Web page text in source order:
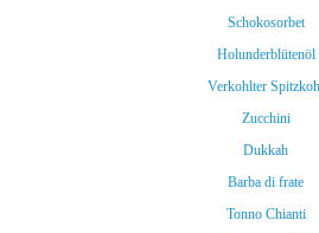
Schokosorbet
Holunderblütenöl
Verkohlter
Zucchini
Dukkah
Barba di frate
Tonno Chianti